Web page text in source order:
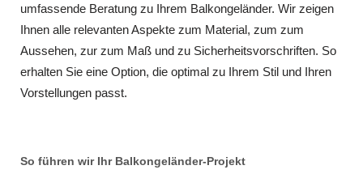
umfassende Beratung zu Ihrem Balkongeländer. Wir zeigen
Ihnen alle relevanten Aspekte zum Material, zum zum
Aussehen, zur zum Maß und zu Sicherheitsvorschriften. So
erhalten Sie eine Option, die optimal zu Ihrem Stil und Ihren
Vorstellungen passt.
So führen wir Ihr Balkongeländer-Projekt